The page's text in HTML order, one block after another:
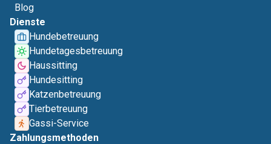
Blog
Dienste
Hundebetreuung
Hundetagesbetreuung
Haussitting
Hundesitting
Katzenbetreuung
Tierbetreuung
Gassi-Service
Zahlungsmethoden